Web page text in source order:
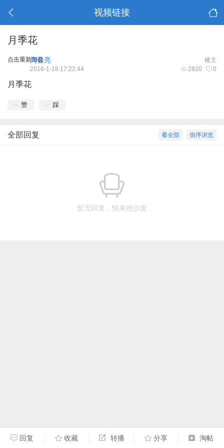
视频链接
月季花
点击重新加载 楼主
周金亮
2820 0
2016-1-18 17:22:44
月季花
赞 踩
倒序浏览
看全部
全部回复
暂无回复，快来抢沙发
回复 收藏 转播 分享 淘帖